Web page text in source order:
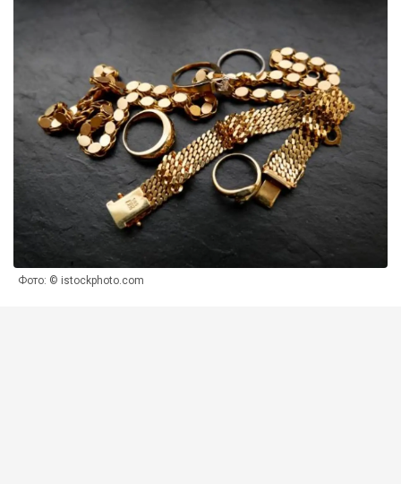
Фото: © istockphoto.com